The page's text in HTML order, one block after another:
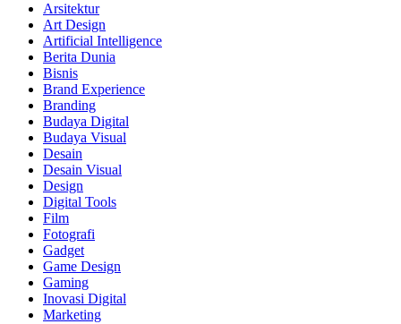
Arsitektur
Art Design
Artificial Intelligence
Berita Dunia
Bisnis
Brand Experience
Branding
Budaya Digital
Budaya Visual
Desain
Desain Visual
Design
Digital Tools
Film
Fotografi
Gadget
Game Design
Gaming
Inovasi Digital
Marketing